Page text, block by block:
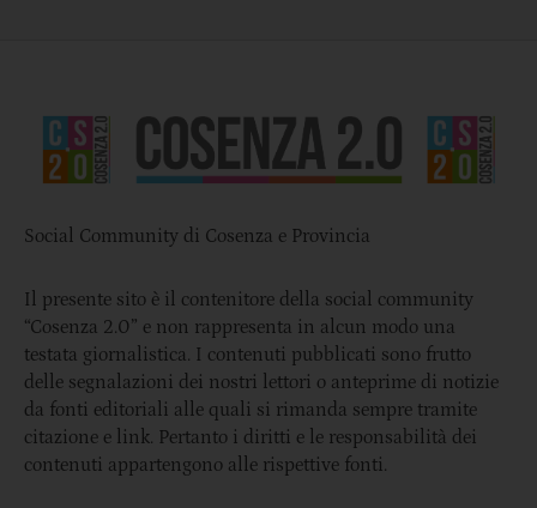
Social Community di Cosenza e Provincia
Il presente sito è il contenitore della social community
“Cosenza 2.0” e non rappresenta in alcun modo una
testata giornalistica. I contenuti pubblicati sono frutto
delle segnalazioni dei nostri lettori o anteprime di notizie
da fonti editoriali alle quali si rimanda sempre tramite
citazione e link. Pertanto i diritti e le responsabilità dei
contenuti appartengono alle rispettive fonti.